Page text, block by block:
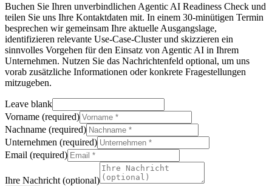
Buchen Sie Ihren unverbindlichen Agentic AI Readiness Check und
teilen Sie uns Ihre Kontaktdaten mit. In einem 30-minütigen Termin
besprechen wir gemeinsam Ihre aktuelle Ausgangslage,
identifizieren relevante Use-Case-Cluster und skizzieren ein
sinnvolles Vorgehen für den Einsatz von Agentic AI in Ihrem
Unternehmen. Nutzen Sie das Nachrichtenfeld optional, um uns
vorab zusätzliche Informationen oder konkrete Fragestellungen
mitzugeben.
Leave blank
Vorname (required)
Nachname (required)
Unternehmen (required)
Email (required)
Ihre Nachricht (optional)